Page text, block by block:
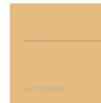
2026.08.06.